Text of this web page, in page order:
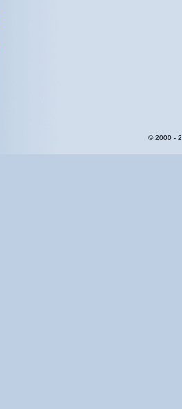
© 2000 -